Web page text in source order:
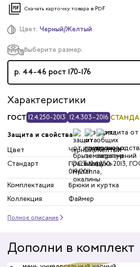
Цвет: Черный/Желтый
Выберите размер:
р. 44-46 рост 170-176
Характеристики
ГОСТ 12.4.250-2013 12.4.303–2016
Защита и свойства
Цвет
Черный/Желтый
Стандарт
ГОСТ 12.4.250-2013,
019/2011
Комплектация
Брюки и куртка
Коллекция
Файмер
Полное описание
Скачать карточку товара в PDF
Дополни в комплект